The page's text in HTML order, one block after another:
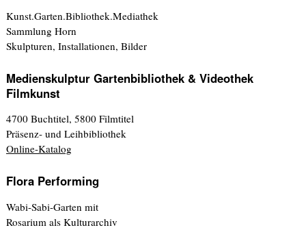
Kunst.Garten.Bibliothek.Mediathek
Sammlung Horn
Skulpturen, Installationen, Bilder
Medienskulptur Gartenbibliothek & Videothek
Filmkunst
4700 Buchtitel, 5800 Filmtitel
Präsenz- und Leihbibliothek
Online-Katalog
Flora Performing
Wabi-Sabi-Garten mit
Rosarium als Kulturarchiv